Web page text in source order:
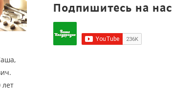
лет
Подпишитесь на нас